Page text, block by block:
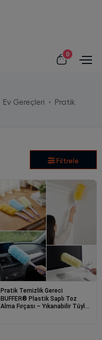
0
Ev Gereçleri
Pratik
Filtrele
Pratik Temizlik Gereci
BUFFER® Plastik Saplı Toz
Alma Fırçası – Yıkanabilir Tüylü